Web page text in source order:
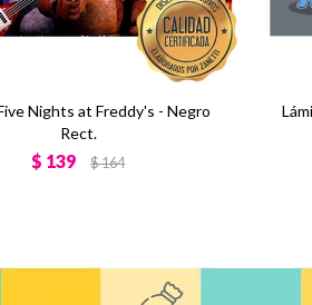
Nights at Freddy's - Negro
Rect.
$ 139 $164